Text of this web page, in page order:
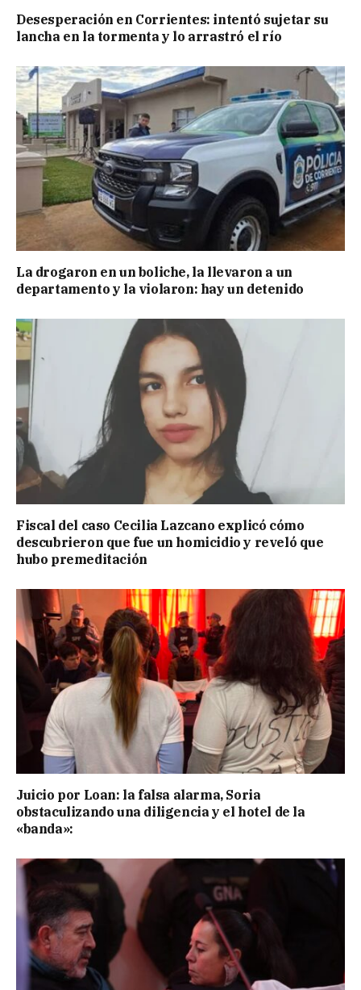
Desesperación en Corrientes: intentó sujetar su
lancha en la tormenta y lo arrastró el río
La drogaron en un boliche, la llevaron a un
departamento y la violaron: hay un detenido
Fiscal del caso Cecilia Lazcano explicó cómo
descubrieron que fue un homicidio y reveló que
hubo premeditación
Juicio por Loan: la falsa alarma, Soria
obstaculizando una diligencia y el hotel de la
«banda»: